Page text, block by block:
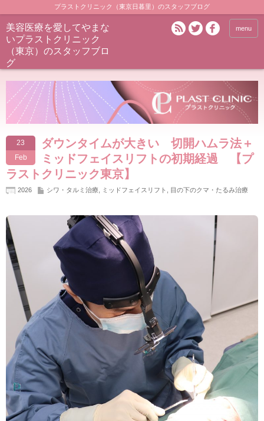
プラストクリニック（東京日暮里）のスタッフブログ
美容医療を愛してやまな
いプラストクリニック
（東京）のスタッフブロ
グ
menu
23
Feb
ダウンタイムが大きい 切開ハムラ法＋
ミッドフェイスリフトの初期経過 【プ
ラストクリニック東京】
2026 シワ・タルミ治療 ミッドフェイスリフト 目の下のクマ・たるみ治療